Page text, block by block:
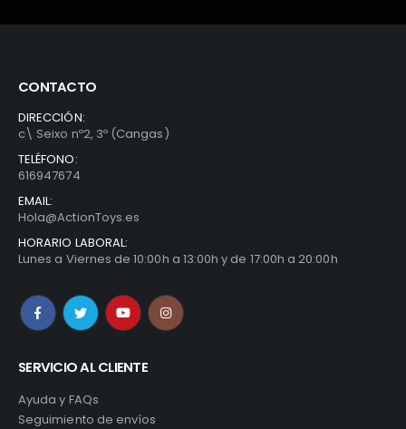
CONTACTO
DIRECCIÓN:
c\ Seixo nº2, 3º (Cangas)
TELÉFONO:
616947674
EMAIL:
Hola@ActionToys.es
HORARIO LABORAL:
Lunes a Viernes de 10:00h a 13:00h y de 17:00h a 20:00h
SERVICIO AL CLIENTE
Ayuda y FAQs
Seguimiento de envíos